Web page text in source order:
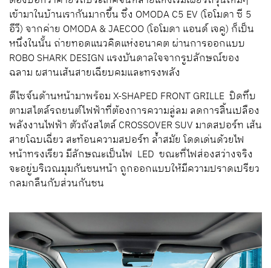
เข้ามาในบ้านเรากันมากขึ้น ซึ่ง OMODA C5 EV (โอโมดา ซี 5
อีวี) จากค่าย OMODA & JAECOO (โอโมดา แอนด์ เจคู) ก็เป็น
หนึ่งในนั้น ถ่ายทอดแนวคิดแห่งอนาคต ผ่านการออกแบบ
ROBO SHARK DESIGN แรงบันดาลใจจากรูปลักษณ์ของ
ฉลาม ผสานเส้นสายเฉียบคมและทรงพลัง
ดีไซจ์นด้านหน้ามาพร้อม X-SHAPED FRONT GRILLE ปิดทึบ
ตามสไตล์รถยนต์ไฟฟ้าที่ต้องการความลู่ลม ลดการสิ้นเปลือง
พลังงานไฟฟ้า ตัวถังสไตล์ CROSSOVER SUV มาดสปอร์ท เส้น
สายโฉบเฉี่ยว สะท้อนความสปอร์ท ล้ำสมัย โดดเด่นด้วยไฟ
หน้าทรงเรียว มีลักษณะเป็นไฟ LED ขณะที่ไฟส่องสว่างจริง
จะอยู่บริเวณมุมกันชนหน้า ถูกออกแบบให้มีความปราดเปรียว
กลมกลืนกับส่วนกันชน